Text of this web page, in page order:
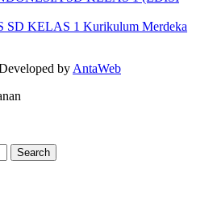
KELAS 1 Kurikulum Merdeka
by AntaWeb
Search